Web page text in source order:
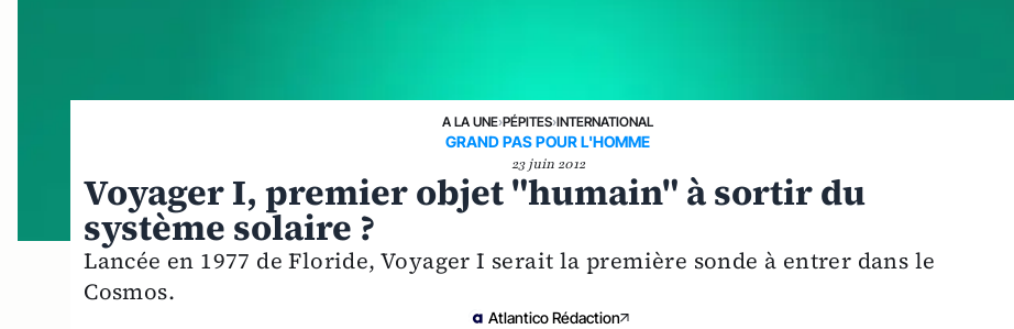
A LA UNE›PÉPITES›INTERNATIONAL
GRAND PAS POUR L'HOMME
23 juin 2012
Voyager I, premier objet "humain" à sortir du
système solaire ?
Lancée en 1977 de Floride, Voyager I serait la première sonde à entrer dans le
Cosmos.
Atlantico Rédaction